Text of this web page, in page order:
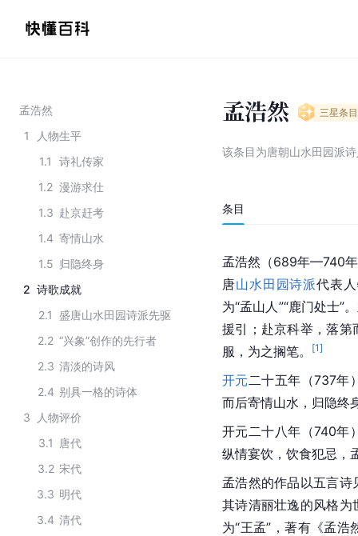
孟浩然
1
人物生平
1.1
诗礼传家
1.2 漫游求仕
1.3 赴京赶考
1.4 寄情山水
1.5 归隐终身
2 诗歌成就
2.1 盛唐山水田园诗派先驱
2.2 “兴象”创作的先行者
2.3 清淡的诗风
2.4 别具一格的诗体
3
人物评价
3.1
唐代
3.2 宋代
3.3 明代
3.4 清代
孟浩然 三星条目
该条目为唐朝山水田园派
条目
孟浩然（689年—740
唐山水田园诗派代表
为“孟山人”“鹿门处士”
援引；赴京科举，落第
服，为之搁笔。
[1]
开元 二十五年（737年
而后寄情山水，归隐终
开元二十八年（740年
纵情宴饮，饮食犯忌，
孟浩然的作品以五言
其诗清丽壮逸的风格
为“王孟”，著有《孟